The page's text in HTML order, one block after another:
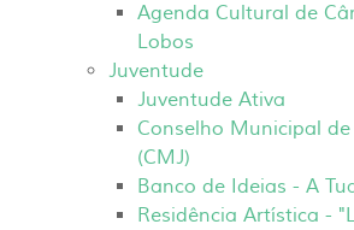
Agenda Cultural de
Lobos
Juventude
Juventude Ativa
Conselho Municipal
(CMJ)
Banco de Ideias - A
Residência Artística -